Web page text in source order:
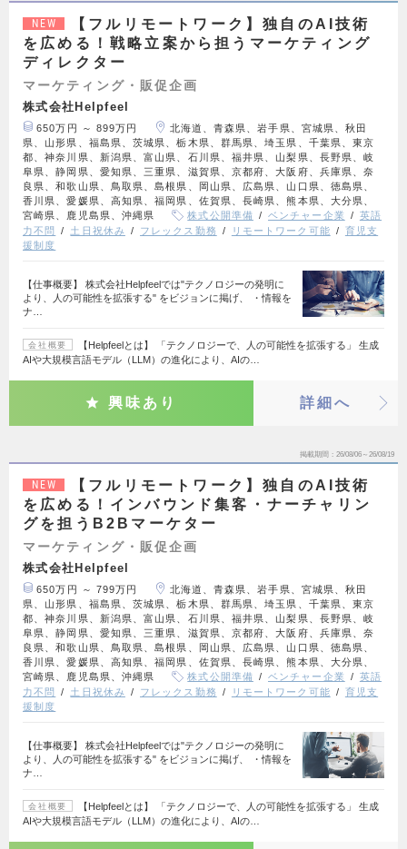
NEW
【フルリモートワーク】独自のAI技術
を広める！戦略立案から担うマーケティング
ディレクター
マーケティング・販促企画
株式会社Helpfeel
650万円 ～ 899万円
北海道、青森県、岩手県、宮城県、秋田
県、山形県、福島県、茨城県、栃木県、群馬県、埼玉県、千葉県、東京
都、神奈川県、新潟県、富山県、石川県、福井県、山梨県、長野県、岐
阜県、静岡県、愛知県、三重県、滋賀県、京都府、大阪府、兵庫県、奈
良県、和歌山県、鳥取県、島根県、岡山県、広島県、山口県、徳島県、
香川県、愛媛県、高知県、福岡県、佐賀県、長崎県、熊本県、大分県、
宮崎県、鹿児島県、沖縄県
株式公開準備 ベンチャー企業
英語
力不問
土日祝休み フレックス勤務 リモートワーク可能
育児支
援制度
【仕事概要】 株式会社Helpfeelでは"テクノロジーの発明に
より、人の可能性を拡張する" をビジョンに掲げ、 ・情報を
ナ…
会社概要
【Helpfeelとは】 「テクノロジーで、人の可能性を拡張する」 生成
AIや大規模言語モデル（LLM）の進化により、AIの…
興味あり 詳細へ
掲載期間 26/08/06～26/08/19
NEW
【フルリモートワーク】独自のAI技術
を広める！インバウンド集客・ナーチャリン
グを担うB2Bマーケター
マーケティング・販促企画
株式会社Helpfeel
650万円 ～ 799万円
北海道、青森県、岩手県、宮城県、秋田
県、山形県、福島県、茨城県、栃木県、群馬県、埼玉県、千葉県、東京
都、神奈川県、新潟県、富山県、石川県、福井県、山梨県、長野県、岐
阜県、静岡県、愛知県、三重県、滋賀県、京都府、大阪府、兵庫県、奈
良県、和歌山県、鳥取県、島根県、岡山県、広島県、山口県、徳島県、
香川県、愛媛県、高知県、福岡県、佐賀県、長崎県、熊本県、大分県、
宮崎県、鹿児島県、沖縄県
株式公開準備 ベンチャー企業
英語
力不問
土日祝休み フレックス勤務 リモートワーク可能
育児支
援制度
【仕事概要】 株式会社Helpfeelでは"テクノロジーの発明に
より、人の可能性を拡張する" をビジョンに掲げ、 ・情報を
ナ…
会社概要
【Helpfeelとは】 「テクノロジーで、人の可能性を拡張する」 生成
AIや大規模言語モデル（LLM）の進化により、AIの…